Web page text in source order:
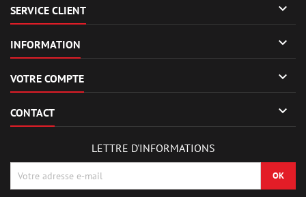
SERVICE CLIENT 
INFORMATION 
VOTRE COMPTE 
CONTACT 
LETTRE D'INFORMATIONS